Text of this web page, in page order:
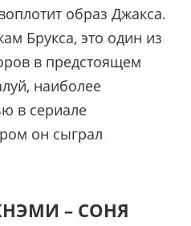
образ Джакса.
Брукса, это один из
в предстоящем
наиболее
в сериале
он сыграл
– СОНЯ